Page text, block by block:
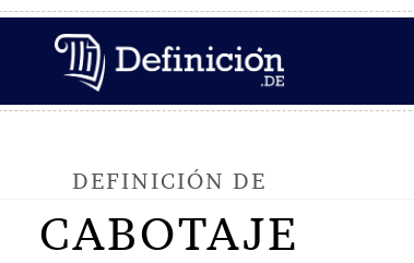
DEFINICIÓN DE
CABOTAJE